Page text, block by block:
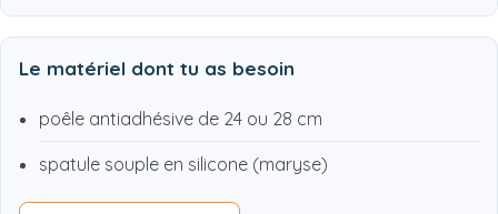
Le matériel dont tu as besoin
poêle antiadhésive de 24 ou 28 cm
spatule souple en silicone (maryse)